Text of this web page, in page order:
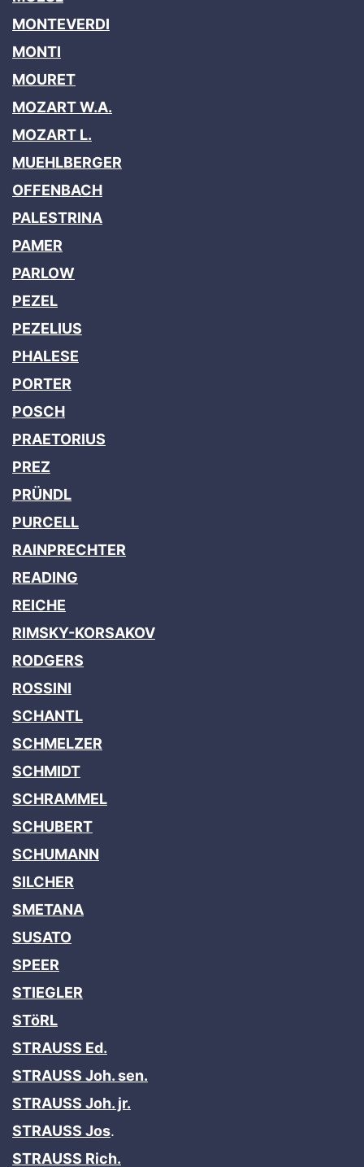
MONTEVERDI
MONTI
MOURET
MOZART W.A.
MOZART L.
MUEHLBERGER
OFFENBACH
PALESTRINA
PAMER
PARLOW
PEZEL
PEZELIUS
PHALESE
PORTER
POSCH
PRAETORIUS
PREZ
PRÜNDL
PURCELL
RAINPRECHTER
READING
REICHE
RIMSKY-KORSAKOV
RODGERS
ROSSINI
SCHANTL
SCHMELZER
SCHMIDT
SCHRAMMEL
SCHUBERT
SCHUMANN
SILCHER
SMETANA
SUSATO
SPEER
STIEGLER
STöRL
STRAUSS Ed.
STRAUSS Joh. sen.
STRAUSS Joh. jr.
STRAUSS Jos.
STRAUSS Rich.